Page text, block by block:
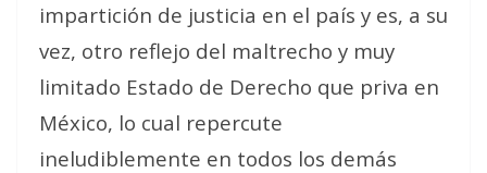
impartición de justicia en el país y es, a su
vez, otro reflejo del maltrecho y muy
limitado Estado de Derecho que priva en
México, lo cual repercute
ineludiblemente en todos los demás